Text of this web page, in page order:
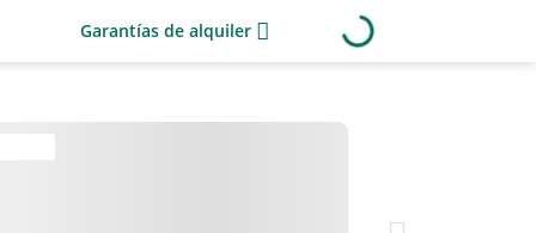
Garantías de alquiler